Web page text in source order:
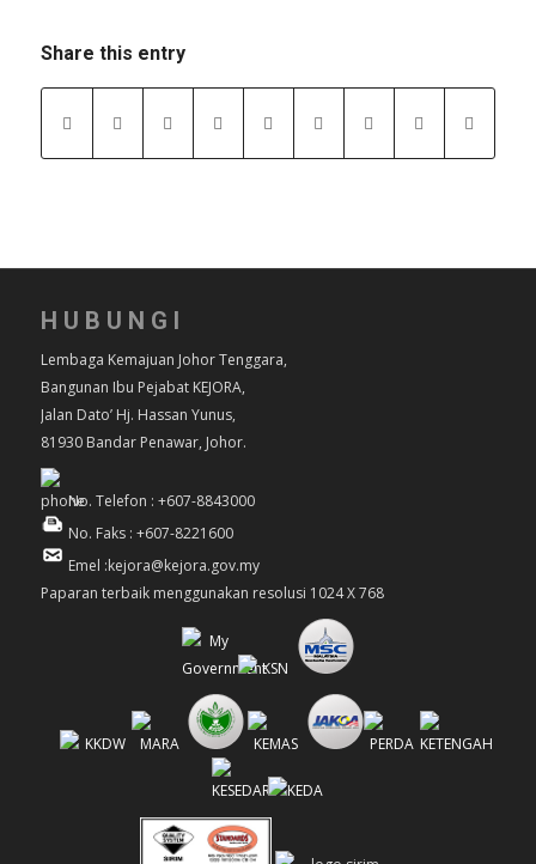
Share this entry
HUBUNGI
Lembaga Kemajuan Johor Tenggara,
Bangunan Ibu Pejabat KEJORA,
Jalan Dato’ Hj. Hassan Yunus,
81930 Bandar Penawar, Johor.
No. Telefon : +607-8843000
No. Faks : +607-8221600
Emel :kejora@kejora.gov.my
Paparan terbaik menggunakan resolusi 1024 X 768